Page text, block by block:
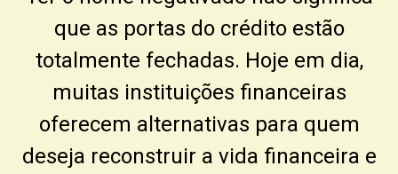
que as portas do crédito estão
totalmente fechadas. Hoje em dia,
muitas instituições financeiras
oferecem alternativas para quem
deseja reconstruir a vida financeira e